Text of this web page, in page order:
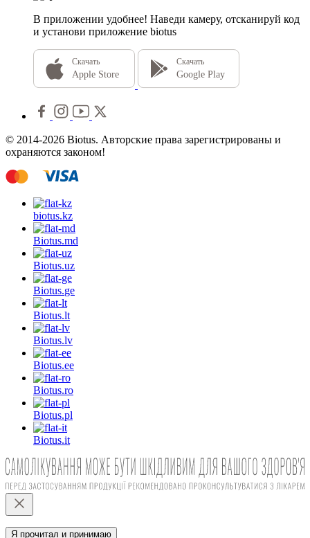
В приложении удобнее! Наведи камеру, отсканируй код
и установи приложение biotus
Скачать
Apple Store
Скачать
Google Play
© 2014-2026 Biotus. Авторские права зарегистрированы и
охраняются законом!
biotus.kz
Biotus.md
Biotus.uz
Biotus.ge
Biotus.lt
Biotus.lv
Biotus.ee
Biotus.ro
Biotus.pl
Biotus.it
Я прочитал и принимаю